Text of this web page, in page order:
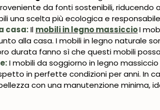
da fonti sostenibili,
una scelta più ecologica e
casa:Il mobili in legno massiccioI
alla casa. I mobili in legno naturale
durata fanno sì che questi mobili
I mobili da soggiorno in legno
in perfette condizioni per anni. In
con una manutenzione minima,